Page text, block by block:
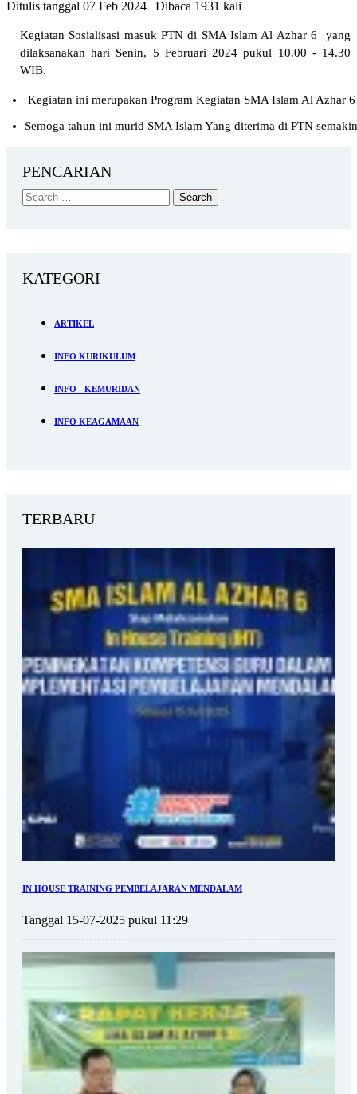
Ditulis tanggal 07 Feb 2024 | Dibaca 1931 kali
Kegiatan Sosialisasi masuk PTN di SMA Islam Al Azhar 6 yang
dilaksanakan hari Senin, 5 Februari 2024 pukul 10.00 - 14.30
WIB.
Kegiatan ini merupakan Program Kegiatan SMA Islam Al Azhar
Semoga tahun ini murid SMA Islam Yang diterima di PTN
PENCARIAN
KATEGORI
ARTIKEL
INFO KURIKULUM
INFO - KEMURIDAN
INFO KEAGAMAAN
TERBARU
IN HOUSE TRAINING PEMBELAJARAN MENDALAM
Tanggal 15-07-2025 pukul 11:29